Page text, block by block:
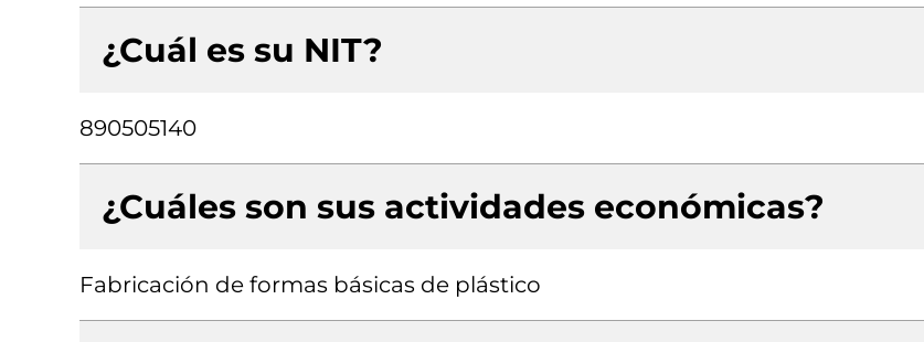
¿Cuál es su NIT?
890505140
¿Cuáles son sus actividades económicas?
Fabricación de formas básicas de plástico